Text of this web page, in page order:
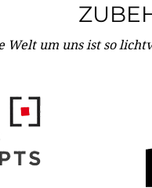
Welt um uns ist so